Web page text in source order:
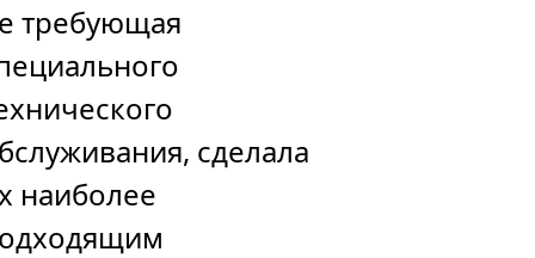
требующая
сделала
наиболее